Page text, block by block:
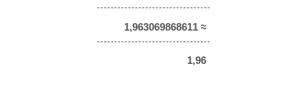
1,963069868611 ≈
1,96